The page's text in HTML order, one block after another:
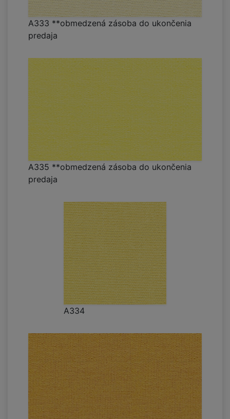
A333 **obmedzená zásoba do ukončenia
predaja
A335 **obmedzená zásoba do ukončenia
predaja
A334